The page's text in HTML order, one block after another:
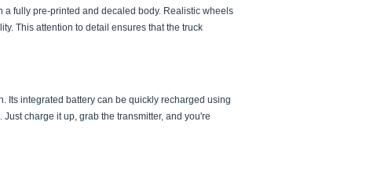
fully pre-printed and decaled body. Realistic wheels
This attention to detail ensures that the truck
Its integrated battery can be quickly recharged using
charge it up, grab the transmitter, and you're